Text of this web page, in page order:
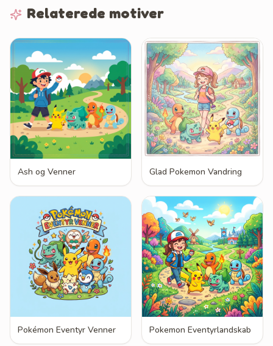
Relaterede motiver
Ash og Venner Glad Pokemon Vandring
Pokémon Eventyr Venner Pokemon Eventyrlandskab